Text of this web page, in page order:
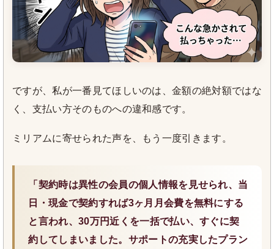
ですが、私が一番見てほしいのは、金額の絶対額ではな
く、支払い方そのものへの違和感です。
ミリアムに寄せられた声を、もう一度引きます。
「契約時は異性の会員の個人情報を見せられ、当
日・現金で契約すれば3ヶ月月会費を無料にする
と言われ、30万円近くを一括で払い、すぐに契
約してしまいました。サポートの充実したプラン